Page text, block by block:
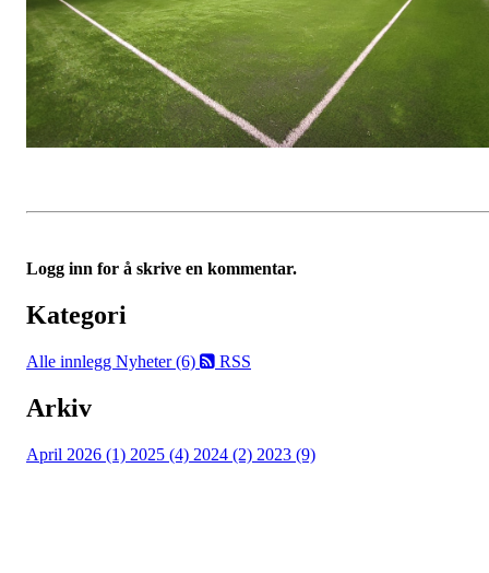
Logg inn for å skrive en kommentar.
Kategori
Alle innlegg Nyheter (6) RSS
Arkiv
April 2026 (1) 2025 (4) 2024 (2) 2023 (9)